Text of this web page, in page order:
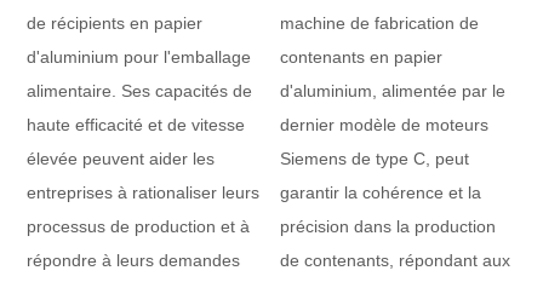
de récipients en papier
d'aluminium pour l'emballage
alimentaire. Ses capacités de
haute efficacité et de vitesse
élevée peuvent aider les
entreprises à rationaliser leurs
processus de production et à
répondre à leurs demandes
machine de fabrication de
contenants en papier
d'aluminium, alimentée par le
dernier modèle de moteurs
Siemens de type C, peut
garantir la cohérence et la
précision dans la production
de contenants, répondant aux